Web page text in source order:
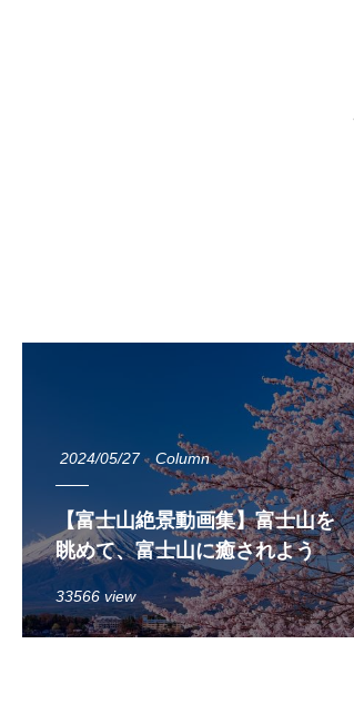
2024/05/27 Column
【富士山絶景動画集】富士山を
眺めて、富士山に癒されよう
33566 view